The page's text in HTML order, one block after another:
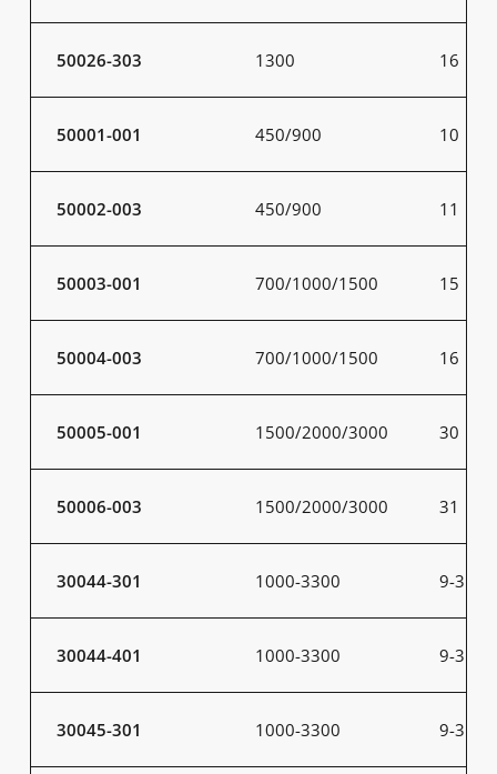
50026-303 1300 16
50001-001 450/900 10
50002-003 450/900 11
50003-001 700/1000/1500 15
50004-003 700/1000/1500 16
50005-001 1500/2000/3000 30
50006-003 1500/2000/3000 31
30044-301 1000-3300 9-31
30044-401 1000-3300 9-31
30045-301 1000-3300 9-31